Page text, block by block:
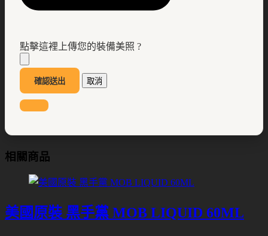
點擊這裡上傳您的裝備美照 ?
確認送出 取消
相關商品
美國原裝 黑手黨 MOB LIQUID 60ML